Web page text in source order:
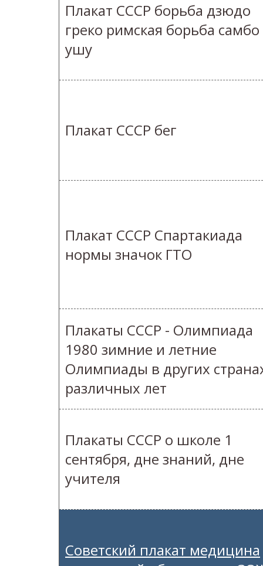
Плакат СССР борьба дзюдо
греко римская борьба самбо
ушу
Плакат СССР бег
Плакат СССР Спартакиада
нормы значок ГТО
Плакаты СССР - Олимпиада
1980 зимние и летние
Олимпиады в других
различных лет
Плакаты СССР о школе 1
сентября, дне знаний, дне
учителя
Советский плакат медицина